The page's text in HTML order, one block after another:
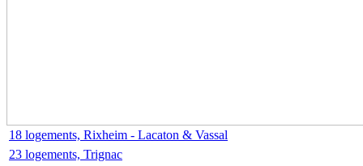
18 logements, Rixheim - Lacaton & Vassal
23 logements, Trignac